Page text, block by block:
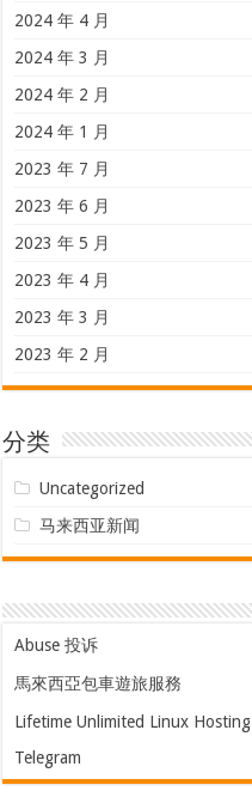
2024 年 4 月
2024 年 3 月
2024 年 2 月
2024 年 1 月
2023 年 7 月
2023 年 6 月
2023 年 5 月
2023 年 4 月
2023 年 3 月
2023 年 2 月
分类
Uncategorized
马来西亚新闻
Abuse 投诉
馬來西亞包車遊旅服務
Lifetime Unlimited Linux Hosting
Telegram